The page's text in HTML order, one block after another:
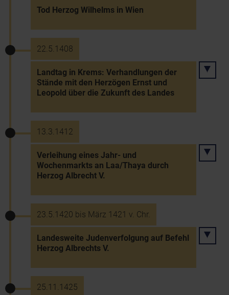
Tod Herzog Wilhelms in Wien
22.5.1408
Landtag in Krems: Verhandlungen der
Stände mit den Herzögen Ernst und
Leopold über die Zukunft des Landes
13.3.1412
Verleihung eines Jahr- und
Wochenmarkts an Laa/Thaya durch
Herzog Albrecht V.
23.5.1420 bis März 1421 v. Chr.
Landesweite Judenverfolgung auf Befehl
Herzog Albrechts V.
25.11.1425